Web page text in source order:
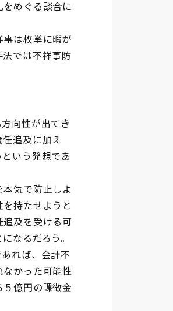
めぐる談合に
は枚挙に暇が
では不祥事防
向性が出てき
追及に加え
いう発想であ
気で防止しよ
持たせようと
及を受ける可
なるだろう。
れば、会計不
かった可能性
億円の課徴金